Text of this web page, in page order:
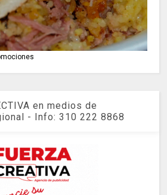
en medios de
- Info: 310 222 8868